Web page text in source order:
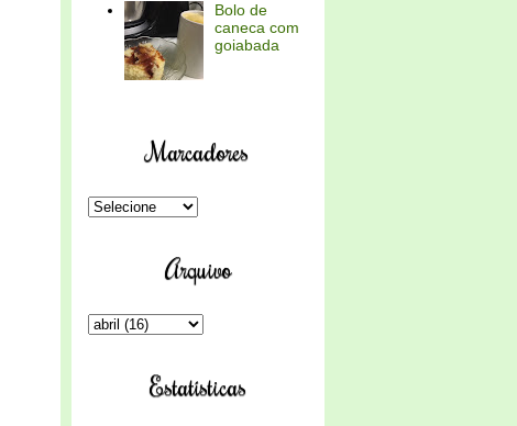
Bolo de
caneca com
goiabada
Marcadores
Arquivo
Estatísticas